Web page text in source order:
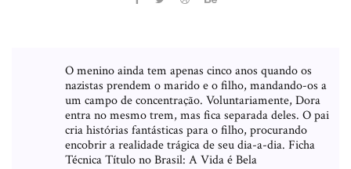
O menino ainda tem apenas cinco anos quando os
nazistas prendem o marido e o filho, mandando-os a
um campo de concentração. Voluntariamente, Dora
entra no mesmo trem, mas fica separada deles. O pai
cria histórias fantásticas para o filho, procurando
encobrir a realidade trágica de seu dia-a-dia. Ficha
Técnica Título no Brasil: A Vida é Bela